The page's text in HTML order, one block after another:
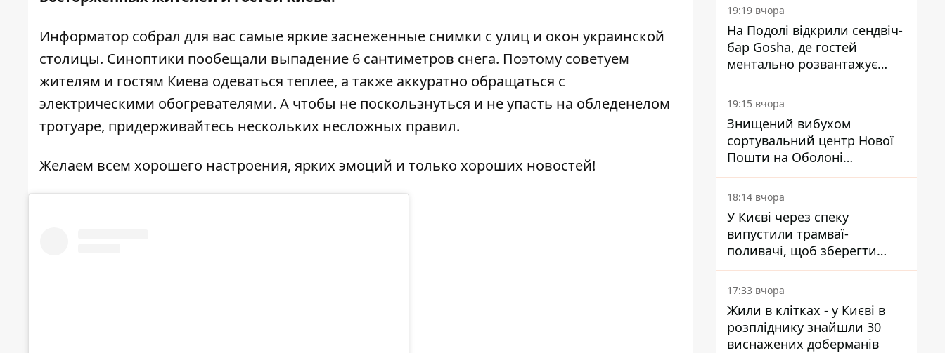
Информатор собрал для вас самые яркие заснеженные снимки с улиц и окон украинской
столицы. Синоптики пообещали выпадение 6 сантиметров снега. Поэтому советуем
жителям и гостям Киева одеваться теплее, а также аккуратно обращаться с
электрическими обогревателями. А чтобы не поскользнуться и не упасть на обледенелом
тротуаре, придерживайтесь нескольких несложных правил.
Желаем всем хорошего настроения, ярких эмоций и только хороших новостей!
19:19 вчора
На Подолі відкрили сендвіч-
бар Gosha, де гостей
ментально розвантажує
акула
19:15 вчора
Знищений вибухом
сортувальний центр Нової
Пошти на Оболоні
запрацював - видають
посилки
18:14 вчора
У Києві через спеку
випустили трамваї-
поливачі, щоб зберегти
рейки від деформації
17:33 вчора
Жили в клітках - у Києві в
розпліднику знайшли 30
виснажених доберманів